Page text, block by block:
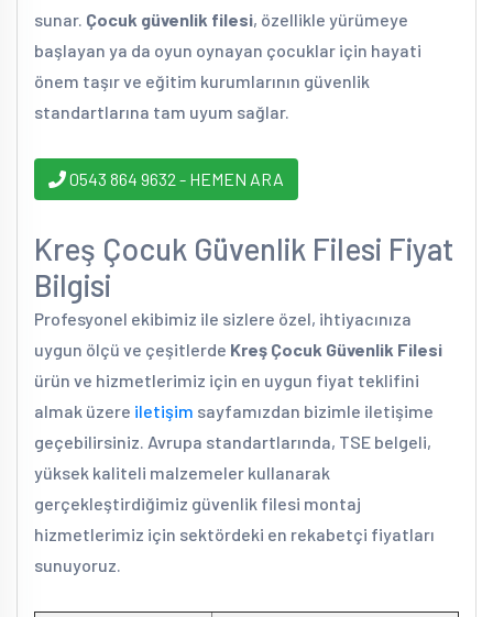
sunar. Çocuk güvenlik filesi, özellikle yürümeye
başlayan ya da oyun oynayan çocuklar için hayati
önem taşır ve eğitim kurumlarının güvenlik
standartlarına tam uyum sağlar.
0543 864 9632 - HEMEN ARA
Kreş Çocuk Güvenlik Filesi Fiyat
Bilgisi
Profesyonel ekibimiz ile sizlere özel, ihtiyacınıza
uygun ölçü ve çeşitlerde Kreş Çocuk Güvenlik Filesi
ürün ve hizmetlerimiz için en uygun fiyat teklifini
almak üzere iletişim sayfamızdan bizimle iletişime
geçebilirsiniz. Avrupa standartlarında, TSE belgeli,
yüksek kaliteli malzemeler kullanarak
gerçekleştirdiğimiz güvenlik filesi montaj
hizmetlerimiz için sektördeki en rekabetçi fiyatları
sunuyoruz.